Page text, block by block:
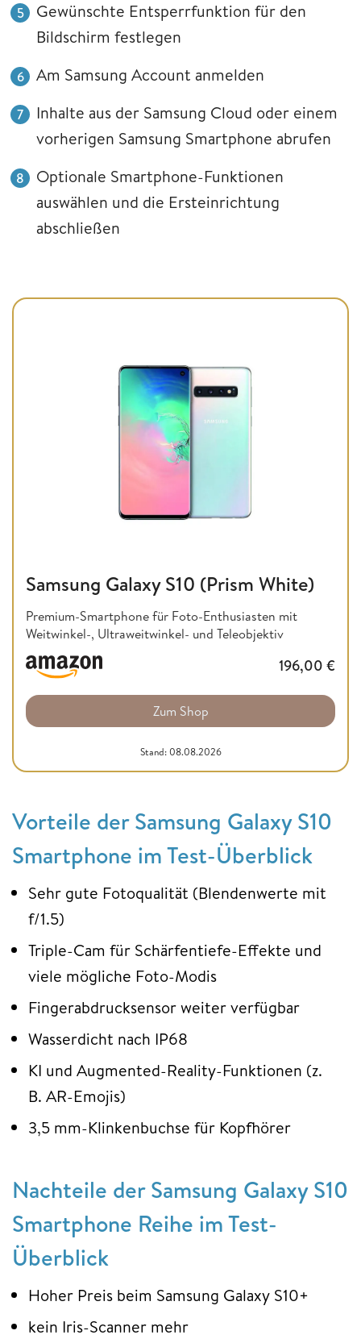
Gewünschte Entsperrfunktion für den
Bildschirm festlegen
Am Samsung Account anmelden
Inhalte aus der Samsung Cloud oder einem
vorherigen Samsung Smartphone abrufen
Optionale Smartphone-Funktionen
auswählen und die Ersteinrichtung
abschließen
Samsung Galaxy S10 (Prism White)
Premium-Smartphone für Foto-Enthusiasten mit
Weitwinkel-, Ultraweitwinkel- und Teleobjektiv
196,00 €
Zum Shop
Stand: 08.08.2026
Vorteile der Samsung Galaxy S10
Smartphone im Test-Überblick
Sehr gute Fotoqualität (Blendenwerte mit
f/1.5)
Triple-Cam für Schärfentiefe-Effekte und
viele mögliche Foto-Modis
Fingerabdrucksensor weiter verfügbar
Wasserdicht nach IP68
KI und Augmented-Reality-Funktionen (z.
B. AR-Emojis)
3,5 mm-Klinkenbuchse für Kopfhörer
Nachteile der Samsung Galaxy S10
Smartphone Reihe im Test-
Überblick
Hoher Preis beim Samsung Galaxy S10+
kein Iris-Scanner mehr